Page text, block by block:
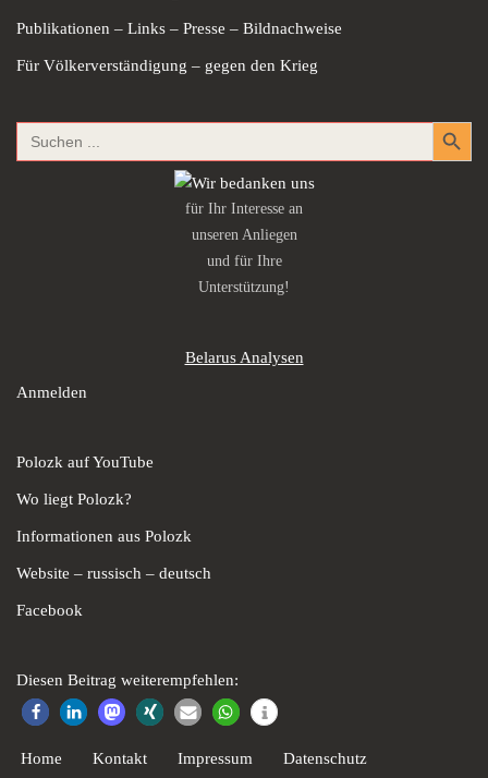
Publikationen – Links – Presse – Bildnachweise
Für Völkerverständigung – gegen den Krieg
Search
for:
Search Button
für Ihr Interesse an
unseren Anliegen
und für Ihre
Unterstützung!
Belarus Analysen
Anmelden
Polozk auf YouTube
Wo liegt Polozk?
Informationen aus Polozk
Website – russisch – deutsch
Facebook
Diesen Beitrag weiterempfehlen:
Home Kontakt Impressum Datenschutz